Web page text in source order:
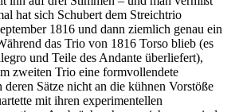
hat sich Schubert dem Streichtrio
1816 und dann ziemlich genau ein
das Trio von 1816 Torso blieb (es
und Teile des Andante überliefert),
zweiten Trio eine formvollendete
Sätze nicht an die kühnen Vorstöße
mit ihren experimentellen